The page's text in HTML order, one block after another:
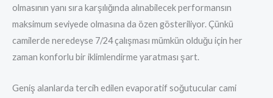
olmasının yanı sıra karşılığında alınabilecek performansın
maksimum seviyede olmasına da özen gösteriliyor. Çünkü
camilerde neredeyse 7/24 çalışması mümkün olduğu için her
zaman konforlu bir iklimlendirme yaratması şart.
Geniş alanlarda tercih edilen evaporatif soğutucular cami